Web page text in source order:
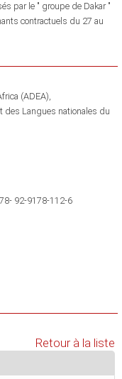
par le " groupe de Dakar "
contractuels du 27 au
(ADEA)
des Langues nationales du
92-9178-112-6
Retour à la liste